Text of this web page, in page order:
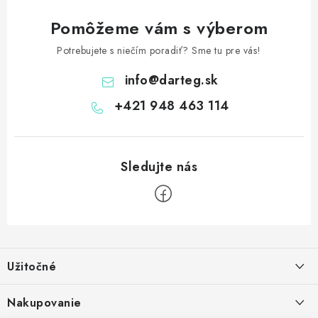
Pomôžeme vám s výberom
Potrebujete s niečím poradiť? Sme tu pre vás!
info@darteg.sk
+421 948 463 114
p
ä
Užitočné
Nakupovanie